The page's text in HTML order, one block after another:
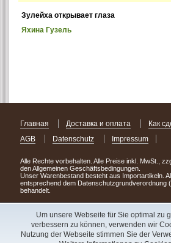
Um unsere Webseite für Sie optimal zu
verbessern zu können, verwenden wir
Nutzung der Webseite stimmen Sie der
Зулейха открывает глаза
Яхина Гузель
Главная Доставка и оплата
Как
AGB
Datenschutz Impressum
Alle Rechte vorbehalten. Alle Preise inkl. MwSt.,
den Allgemeinen Geschäftsbedingungen.
Unser Warenbestand besteht aus Importartikeln.
entsprechend dem Datenschutzgrundverordnung
behandelt.
Сделав заказ сегодня, уже через день или
НОВИНКИ из Германии! Удачного поиска!
Copyright 2003 - 2023 © Express-Kniga
V.A.Vorobiev